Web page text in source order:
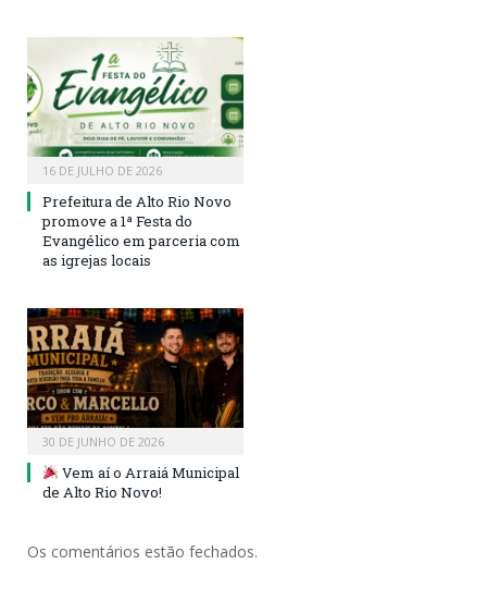
16 DE JULHO DE 2026
Prefeitura de Alto Rio Novo
promove a 1ª Festa do
Evangélico em parceria com
as igrejas locais
30 DE JUNHO DE 2026
Vem aí o Arraiá Municipal
de Alto Rio Novo!
Os comentários estão fechados.